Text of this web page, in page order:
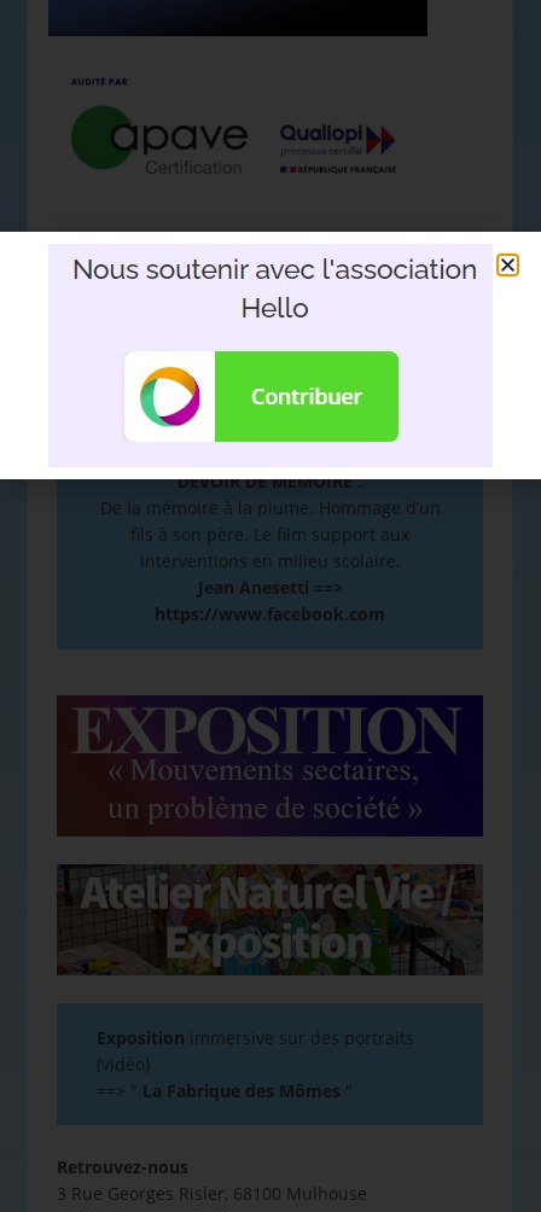
Nous soutenir avec l'association
Hello
DEVOIR DE MÉMOIRE:
De la mémoire à la plume. Hommage d’un
fils à son père. Le film support aux
interventions en milieu scolaire.
Jean Anesetti ==>
https://www.facebook.com
Exposition immersive sur des portraits
(vidéo)
==> " La Fabrique des Mômes "
Retrouvez-nous
3 Rue Georges Risler, 68100 Mulhouse